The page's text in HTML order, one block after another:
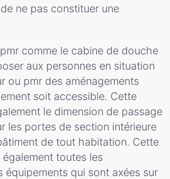
ne pas constituer une
comme le cabine de douche
aux personnes en situation
ou pmr des aménagements
soit accessible. Cette
le dimension de passage
les portes de section intérieure
de tout habitation. Cette
toutes les
équipements qui sont axées sur